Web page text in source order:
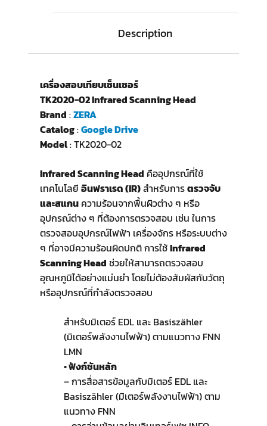
Description
เครื่องสอบเทียบเซ็นเซอร์
TK2020-02 Infrared Scanning Head
Brand :ZERA
Catalog:Google Drive
Model: TK2020-02
Infrared Scanning Head คืออุปกรณ์ที่ใช้
เทคโนโลยี อินฟราเรด (IR)สำหรับการตรวจจับ
และสแกนความร้อนจากพื้นผิวต่าง ๆ หรือ
อุปกรณ์ต่าง ๆ ที่ต้องการตรวจสอบ เช่น ในการ
ตรวจสอบอุปกรณ์ไฟฟ้า เครื่องจักร หรือระบบต่าง
ๆ ที่อาจมีความร้อนผิดปกติ การใช้Infrared
Scanning Head ช่วยให้สามารถตรวจสอบ
อุณหภูมิได้อย่างแม่นยำ โดยไม่ต้องสัมผัสกับวัตถุ
หรืออุปกรณ์ที่กำลังตรวจสอบ
สำหรับมิเตอร์ EDL และ Basiszähler
(มิเตอร์พลังงานไฟฟ้า) ตามแนวทาง FNN
LMN
• ฟังก์ชันหลัก
– การสื่อสารข้อมูลกับมิเตอร์ EDL และ
Basiszähler (มิเตอร์พลังงานไฟฟ้า) ตาม
แนวทาง FNN